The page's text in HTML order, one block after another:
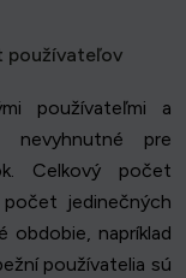
používateľov
používateľmi a
nevyhnutné pre
Celkový počet
jedinečných
obdobie, napríklad
používatelia sú